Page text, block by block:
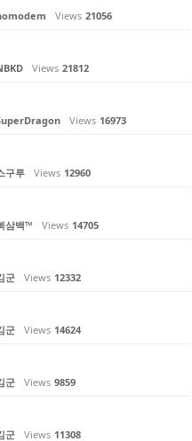
Views 21056
Views 21812
Views 16973
구루 Views 12960
삼백™ Views 14705
군 Views 12332
군 Views 14624
군 Views 9859
군 Views 11308